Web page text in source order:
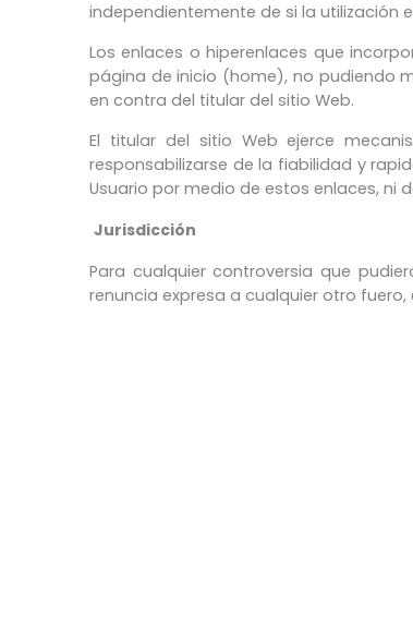
independientemente de si la utilización
Los enlaces o hiperenlaces que
página de inicio (home), no pudiendo
en contra del titular del sitio Web.
El titular del sitio Web ejerce
responsabilizarse de la fiabilidad y
Usuario por medio de estos enlaces, ni
Jurisdicción
Para cualquier controversia que
renuncia expresa a cualquier otro